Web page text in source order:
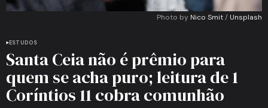
Photo by Nico Smit / Unsplash
ESTUDOS
Santa Ceia não é prêmio para
quem se acha puro; leitura de 1
Coríntios 11 cobra comunhão